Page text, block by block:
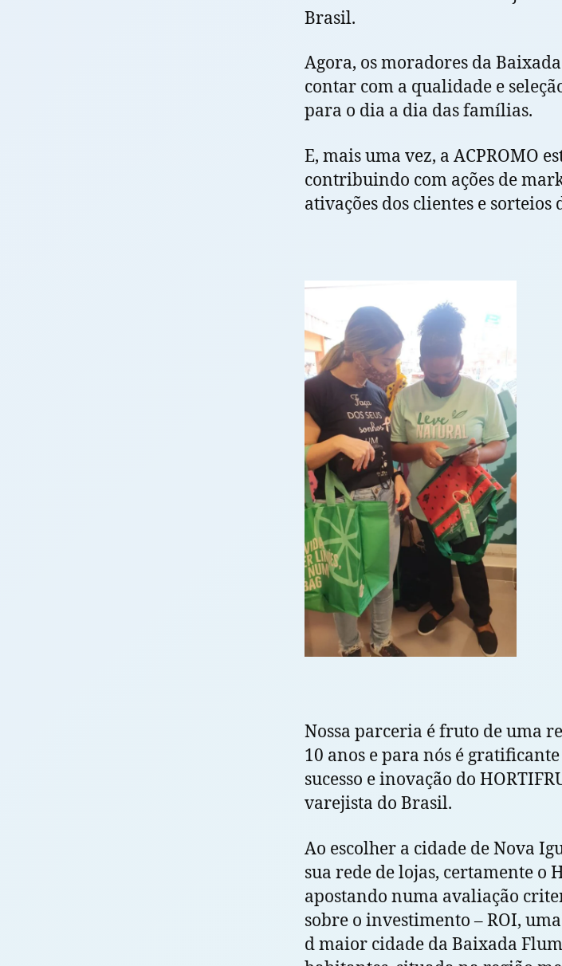
Brasil.
Agora, os moradores da
contar com a qualidade e
para o dia a dia das famílias.
E, mais uma vez, a ACPROMO
contribuindo com ações de
ativações dos clientes e sorteios
Nossa parceria é fruto de uma
10 anos e para nós é
sucesso e inovação do
varejista do Brasil.
Ao escolher a cidade de Nova
sua rede de lojas, certamente o
apostando numa avaliação
sobre o investimento – ROI,
d maior cidade da Baixada